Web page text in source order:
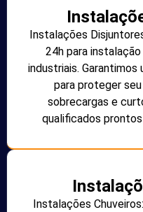
Instalações
24h para
industriais.
para proteger
sobrecargas e
qualificados
Instalações